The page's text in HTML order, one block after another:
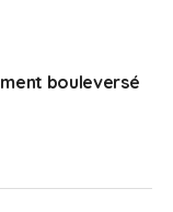
bouleversé